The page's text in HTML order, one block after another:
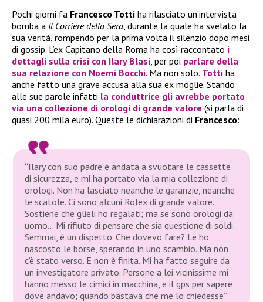
Pochi giorni fa Francesco Totti ha rilasciato un’intervista
bomba a Il Corriere della Sera, durante la quale ha svelato la
sua verità, rompendo per la prima volta il silenzio dopo mesi
di gossip. L’ex Capitano della Roma ha così raccontato i
dettagli sulla crisi con Ilary Blasi, per poi parlare della
sua relazione con Noemi Bocchi. Ma non solo. Totti ha
anche fatto una grave accusa alla sua ex moglie. Stando
alle sue parole infatti la conduttrice gli avrebbe portato
via una collezione di orologi di grande valore (si parla di
quasi 200 mila euro). Queste le dichiarazioni di Francesco:
“Ilary con suo padre è andata a svuotare le cassette
di sicurezza, e mi ha portato via la mia collezione di
orologi. Non ha lasciato neanche le garanzie, neanche
le scatole. Ci sono alcuni Rolex di grande valore.
Sostiene che glieli ho regalati; ma se sono orologi da
uomo… Mi rifiuto di pensare che sia questione di soldi.
Semmai, è un dispetto. Che dovevo fare? Le ho
nascosto le borse, sperando in uno scambio. Ma non
c’è stato verso. E non è finita. Mi ha fatto seguire da
un investigatore privato. Persone a lei vicinissime mi
hanno messo le cimici in macchina, e il gps per sapere
dove andavo; quando bastava che me lo chiedesse”.